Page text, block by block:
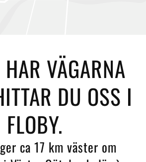
VÄGARNA
DU OSS I
FLOBY.
ca 17 km väster om